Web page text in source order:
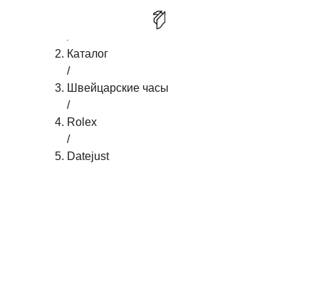
ROLEX DATEJUST EVEROSE ROLESOR
Каталог
/
Швейцарские часы
/
Rolex
/
Datejust